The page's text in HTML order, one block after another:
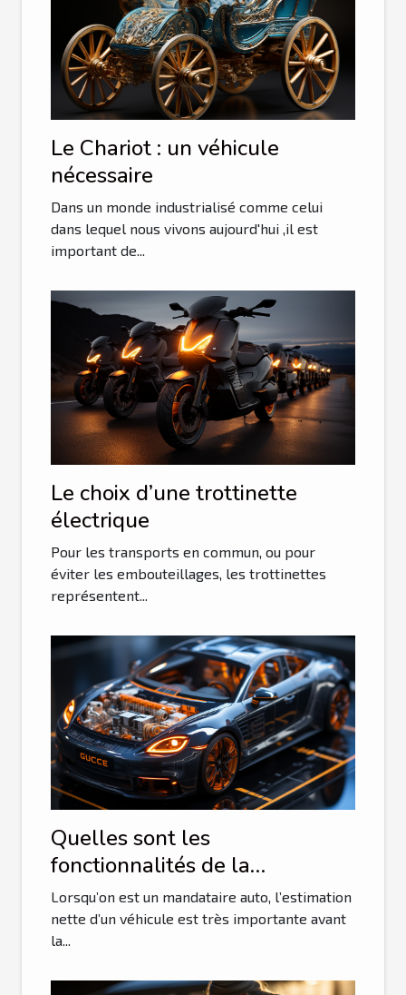
Le Chariot : un véhicule
nécessaire
Dans un monde industrialisé comme celui
dans lequel nous vivons aujourd'hui ,il est
important de...
Le choix d’une trottinette
électrique
Pour les transports en commun, ou pour
éviter les embouteillages, les trottinettes
représentent...
Quelles sont les
fonctionnalités de la
plateforme guichet auto ?
Lorsqu’on est un mandataire auto, l’estimation
nette d’un véhicule est très importante avant
la...